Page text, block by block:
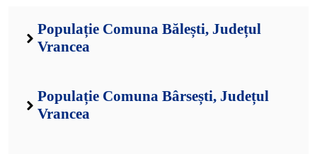
Populație Comuna Bălești, Județul
Vrancea
Populație Comuna Bârsești, Județul
Vrancea